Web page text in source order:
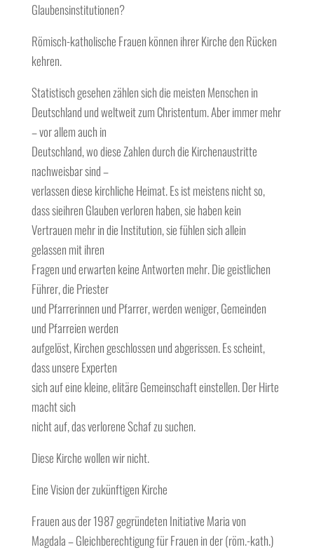
Glaubensinstitutionen?
Römisch-katholische Frauen können ihrer Kirche den Rücken
kehren.
Statistisch gesehen zählen sich die meisten Menschen in
Deutschland und weltweit zum Christentum. Aber immer mehr
– vor allem auch in
Deutschland, wo diese Zahlen durch die Kirchenaustritte
nachweisbar sind –
verlassen diese kirchliche Heimat. Es ist meistens nicht so,
dass sieihren Glauben verloren haben, sie haben kein
Vertrauen mehr in die Institution, sie fühlen sich allein
gelassen mit ihren
Fragen und erwarten keine Antworten mehr. Die geistlichen
Führer, die Priester
und Pfarrerinnen und Pfarrer, werden weniger, Gemeinden
und Pfarreien werden
aufgelöst, Kirchen geschlossen und abgerissen. Es scheint,
dass unsere Experten
sich auf eine kleine, elitäre Gemeinschaft einstellen. Der Hirte
macht sich
nicht auf, das verlorene Schaf zu suchen.
Diese Kirche wollen wir nicht.
Eine Vision der zukünftigen Kirche
Frauen aus der 1987 gegründeten Initiative Maria von
Magdala – Gleichberechtigung für Frauen in der (röm.-kath.)